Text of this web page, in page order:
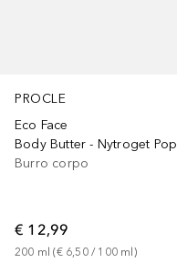
PROCLE
Eco Face
Body Butter - Nytroget Pop
Burro corpo
€ 12,99
200 ml (€ 6,50 / 100 ml )